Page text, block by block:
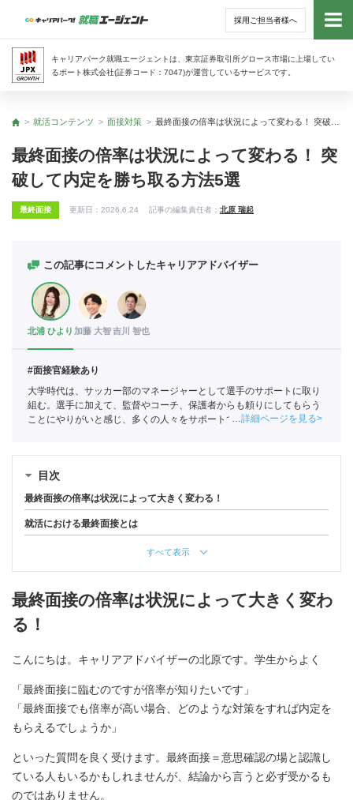
採用ご担当者様へ
キャリアパーク就職エージェントは、東京証券取引所グロース市場に上場してい
るポート株式会社(証券コード：7047)が運営しているサービスです。
トッ
トップ
就活コンテンツ 面接対策
最終面接の倍率は状況によって変わる！ 突
破して内定を勝ち取る方法5選
最終面接 更新日： 2026.6.24 記事の編集責任者： 北原 瑞起
この記事にコメントしたキャリアアドバイザー
北浦 ひより 加藤 大智吉川 智也
#面接官経験あり
大学時代は、サッカー部のマネージャーとして選手のサポートに取り
組む。選手に加えて、監督やコーチ、保護者からも頼りにしてもらう
ことにやりがいと感じ、多くの人々をサポートできる企業・業界を軸
詳細ページを見る
目次
最終面接の倍率は状況によって大きく変わる！
就活における最終面接とは
すべて表示
最終面接の倍率は状況によって大きく変わ
る！
こんにちは。キャリアアドバイザーの北原です。学生からよく
「最終面接に臨むのですが倍率が知りたいです」
「最終面接でも倍率が高い場合、どのような対策をすれば内定を
もらえるでしょうか」
といった質問を良く受けます。最終面接＝意思確認の場と認識し
ている人もいるかもしれませんが、結論から言うと必ず受かるも
のではありません。